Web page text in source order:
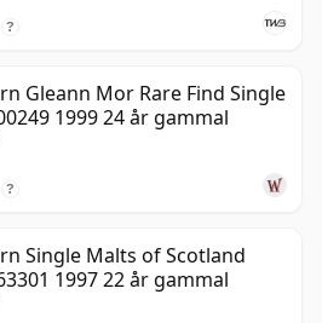
?
Gleann Mor Rare Find Single
1999 24 år gammal
?
Single Malts of Scotland
1997 22 år gammal